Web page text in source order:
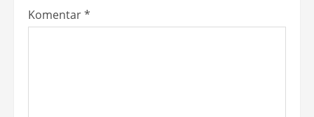
Komentar*